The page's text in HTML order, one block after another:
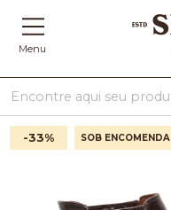
Menu
-33% SOB ENCOMENDA